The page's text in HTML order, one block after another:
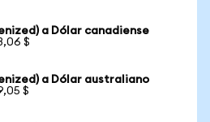
a Dólar canadiense
$
a Dólar australiano
$